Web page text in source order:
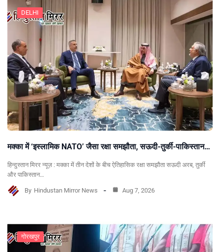
DELHI
मक्का में ‘इस्लामिक NATO’ जैसा रक्षा समझौता, सऊदी-तुर्की-पाकिस्तान…
हिन्दुस्तान मिरर न्यूज़ : मक्का में तीन देशों के बीच ऐतिहासिक रक्षा समझौता सऊदी अरब, तुर्की
और पाकिस्तान…
By Hindustan Mirror News Aug 7, 2026
गोरखपुर